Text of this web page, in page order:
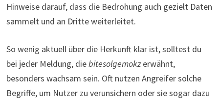
Hinweise darauf, dass die Bedrohung auch gezielt Daten
sammelt und an Dritte weiterleitet.
So wenig aktuell über die Herkunft klar ist, solltest du
bei jeder Meldung, diebitesolgemokzerwähnt,
besonders wachsam sein. Oft nutzen Angreifer solche
Begriffe, um Nutzer zu verunsichern oder sie sogar dazu